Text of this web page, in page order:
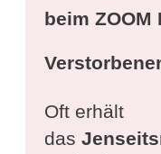
beim
Oft erhält
das